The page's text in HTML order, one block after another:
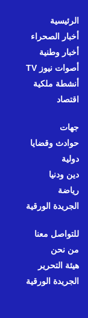
الرئيسية
أخبار الصحراء
أخبار وطنية
أصوات نيوز TV
أنشطة ملكية
اقتصاد
جهات
حوادث وقضايا
دولية
دين ودنيا
رياضة
الجريدة الورقية
للتواصل معنا
من نحن
هيئة التحرير
الجريدة الورقية